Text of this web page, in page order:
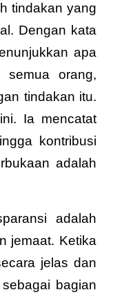
tindakan yang
Dengan kata
apa
semua orang,
tindakan itu.
Ia mencatat
kontribusi
adalah
adalah
jemaat. Ketika
jelas dan
bagian